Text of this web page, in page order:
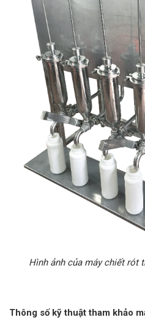
Hình ảnh của máy chiết rót
Thông số kỹ thuật tham khảo